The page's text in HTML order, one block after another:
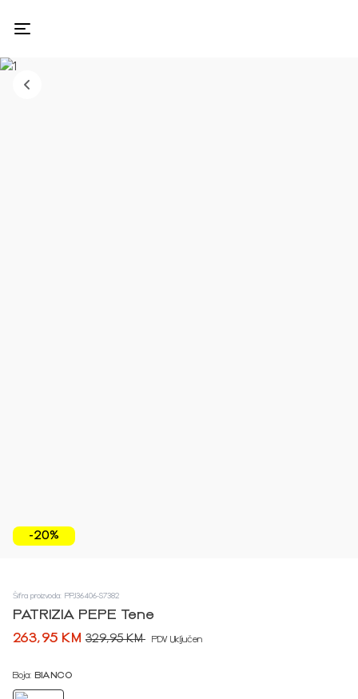
-20%
Šifra proizvoda: PPJ36406-S7382
PATRIZIA PEPE Tene
263,95 KM 329,95 KM PDV Uključen
Boja: BIANCO